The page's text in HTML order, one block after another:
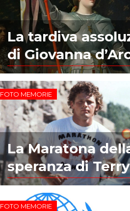
La tardiva
di Giovanna
FOTO MEMORIE
La Maratona
speranza di
FOTO MEMORIE